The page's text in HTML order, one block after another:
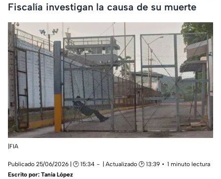
Fiscalía investigan la causa de su muerte
|FIA
Publicado 25/06/2026 | 🕑 15:34 | Actualizado 🕑 13:39
1 minuto lectura
Escrito por: Tania López